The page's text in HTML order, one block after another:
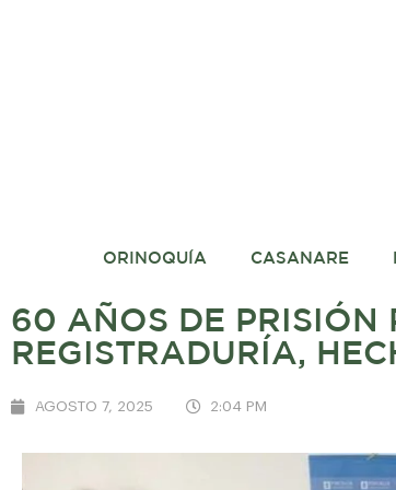
ORINOQUÍA CASANARE
60 AÑOS DE PRISIÓN
REGISTRADURÍA,
AGOSTO 7, 2025 2:04 PM